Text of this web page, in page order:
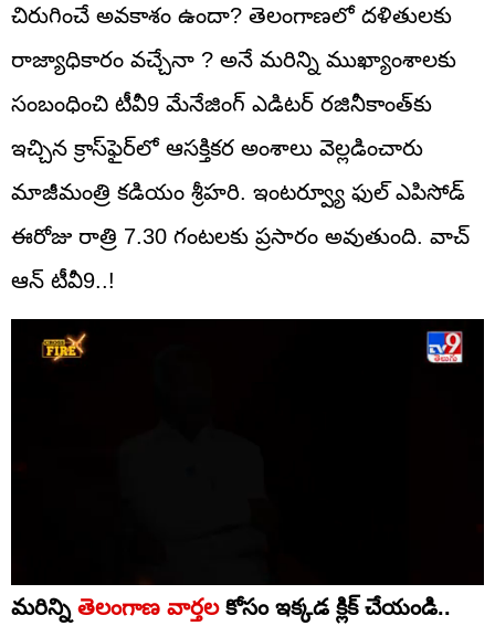
చిరుగించే అవకాశం ఉందా? తెలంగాణలో దళితులకు
రాజ్యాధికారం వచ్చేనా ? అనే మరిన్ని ముఖ్యాంశాలకు
సంబంధించి టీవీ9 మేనేజింగ్‌ ఎడిటర్‌ రజినీకాంత్‌కు
ఇచ్చిన క్రాస్‌ఫైర్‌లో ఆసక్తికర అంశాలు వెల్లడించారు
మాజీమంత్రి కడియం శ్రీహరి. ఇంటర్వ్యూ ఫుల్‌ ఎపిసోడ్‌
ఈరోజు రాత్రి 7.30 గంటలకు ప్రసారం అవుతుంది. వాచ్‌
ఆన్‌ టీవీ9..!
మరిన్ని తెలంగాణ వార్తలకోసం ఇక్కడ క్లిక్ చేయండి..